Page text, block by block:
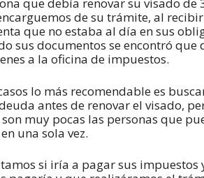
que debía renovar su visado de
de su trámite, al
que no estaba al día en sus
sus documentos se encontró que
a la oficina de impuestos.
lo más recomendable es
antes de renovar el visado,
muy pocas las personas que
una sola vez.
si iría a pagar sus impuestos